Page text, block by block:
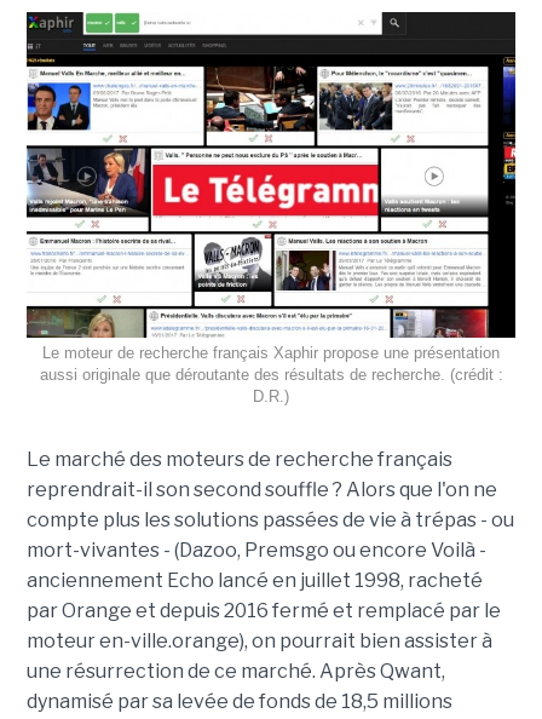
Le moteur de recherche français Xaphir propose une présentation
aussi originale que déroutante des résultats de recherche. (crédit :
D.R.)
Le marché des moteurs de recherche français
reprendrait-il son second souffle ? Alors que l'on ne
compte plus les solutions passées de vie à trépas - ou
mort-vivantes - (Dazoo, Premsgo ou encore Voilà -
anciennement Echo lancé en juillet 1998, racheté
par Orange et depuis 2016 fermé et remplacé par le
moteur en-ville.orange), on pourrait bien assister à
une résurrection de ce marché. Après Qwant,
dynamisé par sa levée de fonds de 18,5 millions